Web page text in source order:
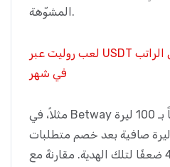
المشوّهة.
لعب روليت عبر USDT يفضي إلى خسارة 3% من الراتب
في شهر
مثلاً، في Betway عندما يطرحون عرضاً بـ 100 ليرة
مجانية، يتحول إلى 0.07 ليرة صافية بعد خصم متطلبات
الرهان البالغة 40 ضعفًا لتلك الهدية. مقارنةً مع